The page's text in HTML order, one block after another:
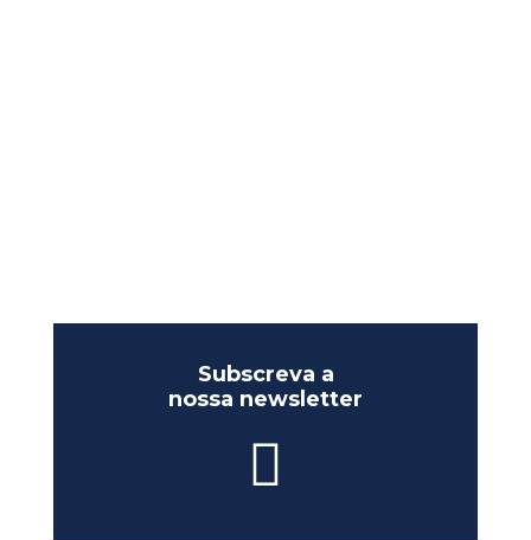
Subscreva a
nossa newsletter